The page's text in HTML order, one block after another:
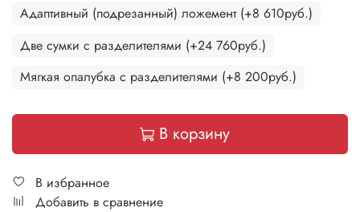
Адаптивный (подрезанный) ложемент (+8 610руб.)
Две сумки с разделителями (+24 760руб.)
Мягкая опалубка с разделителями (+8 200руб.)
В корзину
В избранное
Добавить в сравнение